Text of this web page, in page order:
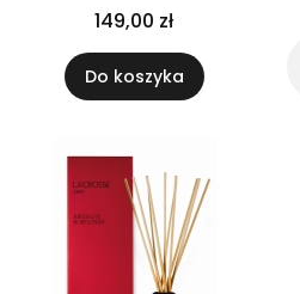
149,00 zł
Do koszyka